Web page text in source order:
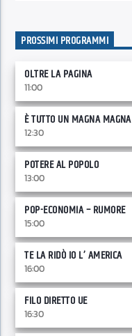
PROSSIMI PROGRAMMI
OLTRE LA PAGINA
11:00
È TUTTO UN MAGNA MAGNA
12:30
POTERE AL POPOLO
13:00
POP-ECONOMIA – RUMORE
15:00
TE LA RIDÒ IO L’ AMERICA
16:00
FILO DIRETTO UE
16:30